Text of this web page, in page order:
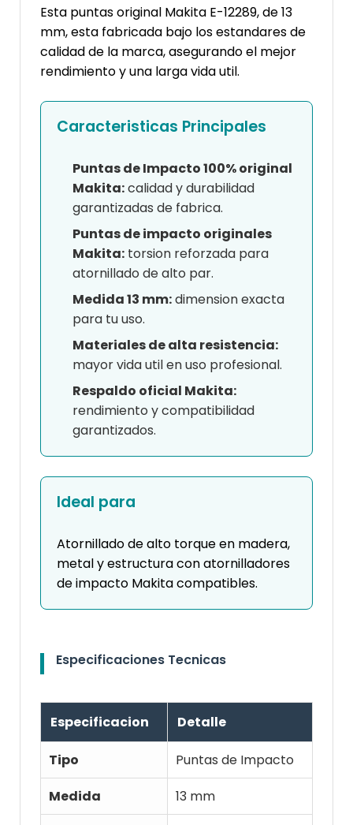
Esta puntas original Makita E-12289, de 13
mm, esta fabricada bajo los estandares de
calidad de la marca, asegurando el mejor
rendimiento y una larga vida util.
Caracteristicas Principales
Puntas de Impacto 100% original
Makita:calidad y durabilidad
garantizadas de fabrica.
Puntas de impacto originales
Makita: torsion reforzada para
atornillado de alto par.
Medida 13 mm:dimension exacta
para tu uso.
Materiales de alta resistencia:
mayor vida util en uso profesional.
Respaldo oficial Makita:
rendimiento y compatibilidad
garantizados.
Ideal para
Atornillado de alto torque en madera,
metal y estructura con atornilladores
de impacto Makita compatibles.
Especificaciones Tecnicas
Especificacion Detalle
Tipo
Puntas de Impacto
Medida
13 mm